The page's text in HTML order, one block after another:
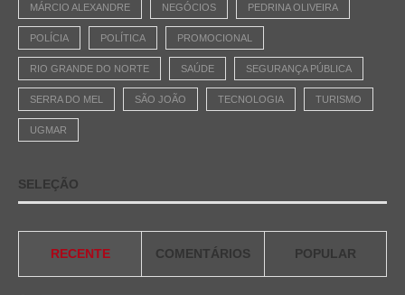
MÁRCIO ALEXANDRE NEGÓCIOS PEDRINA OLIVEIRA
POLÍCIA POLÍTICA PROMOCIONAL
RIO GRANDE DO NORTE SAÚDE SEGURANÇA PÚBLICA
SERRA DO MEL SÃO JOÃO TECNOLOGIA TURISMO
UGMAR
SELEÇÃO
RECENTE COMENTÁRIOS POPULAR